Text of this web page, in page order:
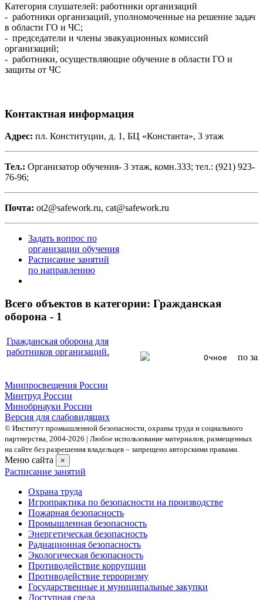
Категория слушателей: работники организаций
- работники организаций, уполномоченные на решение задач
в области ГО и ЧС;
- председатели и члены эвакуационных комиссий
организаций;
- работники, осуществляющие обучение в области ГО и
защиты от ЧС
Контактная информация
Адрес: пл. Конституции, д. 1, БЦ «Константа», 3 этаж
Тел.: Организатор обучения- 3 этаж, комн.333; тел.: (921) 923-
76-96;
Почта: ot2@safework.ru, cat@safework.ru
Задать вопрос по
организации обучения
Расписание занятий
по направлению
Всего объектов в категории: Гражданская
оборона - 1
Гражданская оборона для
работников организаций.
Очное по
Минпросвещения России
Минтруд России
Минобрнауки России
Версия для слабовидящих
© Институт промышленной безопасности, охраны труда и социального
партнерства, 2004- 2026 | Любое использование материалов, размещенных
на сайте без разрешения владельцев – запрещено авторскими правами.
Меню сайта ×
Расписание занятий
Охрана труда
Игропрактика по безопасности на производстве
Пожарная безопасность
Промышленная безопасность
Энергетическая безопасность
Радиационная безопасность
Экологическая безопасность
Противодействие коррупции
Противодействие терроризму
Государственные и муниципальные закупки
Доступная среда